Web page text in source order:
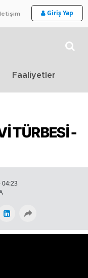
Giriş Yap
Faaliyetler
TÜRBESİ -
04:23